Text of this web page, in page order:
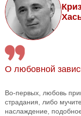
О любовной
Во-первых, любовь
страдания, либо
наслаждение,